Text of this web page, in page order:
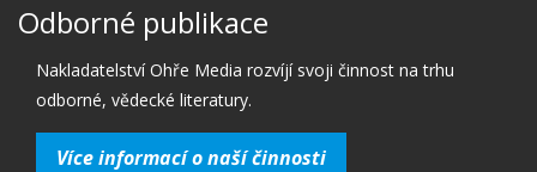
Odborné publikace
Nakladatelství Ohře Media rozvíjí svoji činnost na trhu
odborné, vědecké literatury.
Více informací o naší činnosti